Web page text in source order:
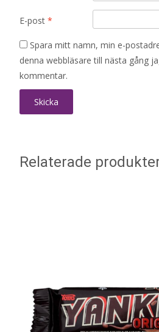
E-post *
Spara mitt namn, min e-
denna webbläsare till nästa gång
kommentar.
Relaterade